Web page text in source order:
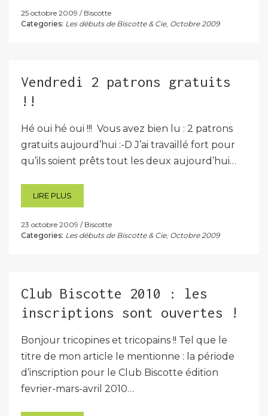
25 octobre 2009
Biscotte
Categories: Les débuts de Biscotte & Cie, Octobre 2009
Vendredi 2 patrons gratuits
!!
Hé oui hé oui !!! Vous avez bien lu : 2 patrons
gratuits aujourd’hui :-D J’ai travaillé fort pour
qu’ils soient prêts tout les deux aujourd’hui…
LIRE PLUS
23 octobre 2009
Biscotte
Categories: Les débuts de Biscotte & Cie, Octobre 2009
Club Biscotte 2010 : les
inscriptions sont ouvertes !
Bonjour tricopines et tricopains !! Tel que le
titre de mon article le mentionne : la période
d’inscription pour le Club Biscotte édition
fevrier-mars-avril 2010…